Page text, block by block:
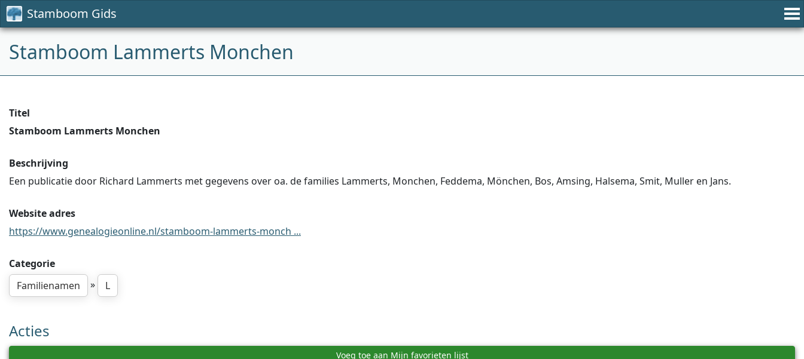
Stamboom Gids
Stamboom Lammerts Monchen
Titel
Stamboom Lammerts Monchen
Beschrijving
Een publicatie door Richard Lammerts met gegevens over oa. de families Lammerts, Monchen, Feddema, Mönchen, Bos, Amsing, Halsema, Smit, Muller en Jans.
Website adres
https://www.genealogieonline.nl/stamboom-lammerts-monch ...
Categorie
Familienamen
» L
Acties
Voeg toe aan Mijn favorieten lijst